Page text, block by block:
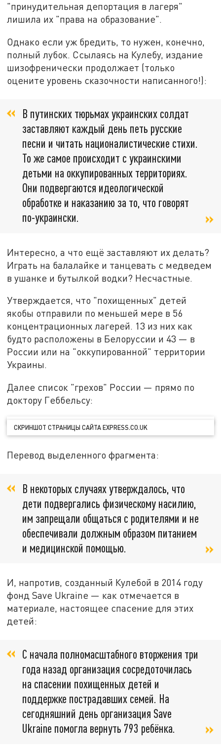
"принудительная депортация в лагеря"
лишила их "права на образование".
Однако если уж бредить, то нужен, конечно,
полный лубок. Ссылаясь на Кулебу, издание
шизофренически продолжает (только
оцените уровень сказочности написанного!):
В путинских тюрьмах украинских солдат
заставляют каждый день петь русские
песни и читать националистические стихи.
То же самое происходит с украинскими
детьми на оккупированных территориях.
Они подвергаются идеологической
обработке и наказанию за то, что говорят
по-украински.
Интересно, а что ещё заставляют их делать?
Играть на балалайке и танцевать с медведем
в ушанке и бутылкой водки? Несчастные.
Утверждается, что "похищенных" детей
якобы отправили по меньшей мере в 56
концентрационных лагерей. 13 из них как
будто расположены в Белоруссии и 43 — в
России или на "оккупированной" территории
Украины.
Далее список "грехов" России — прямо по
доктору Геббельсу:
СКРИНШОТ СТРАНИЦЫ САЙТА EXPRESS.CO.UK
Перевод выделенного фрагмента:
В некоторых случаях утверждалось, что
дети подвергались физическому насилию,
им запрещали общаться с родителями и не
обеспечивали должным образом питанием
и медицинской помощью.
И, напротив, созданный Кулебой в 2014 году
фонд Save Ukraine — как отмечается в
материале, настоящее спасение для этих
детей:
С начала полномасштабного вторжения три
года назад организация сосредоточилась
на спасении похищенных детей и
поддержке пострадавших семей. На
сегодняшний день организация Save
Ukraine помогла вернуть 793 ребёнка.